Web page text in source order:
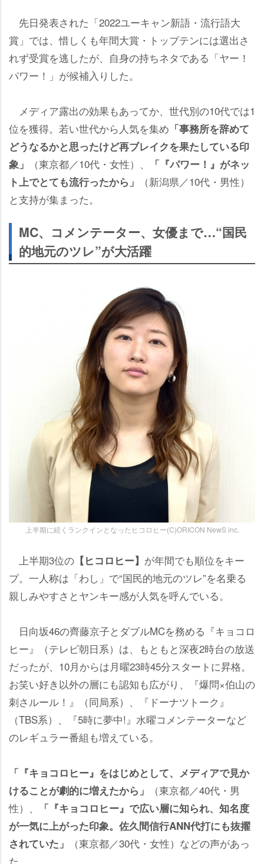
先日発表された「2022ユーキャン新語・流行語大
賞」では、惜しくも年間大賞・トップテンには選出さ
れず受賞を逃したが、自身の持ちネタである「ヤー！
パワー！」が候補入りした。
メディア露出の効果もあってか、世代別の10代では1
位を獲得。若い世代から人気を集め 「事務所を辞めて
どうなるかと思ったけど再ブレイクを果たしている印
象」
（東京都／10代・女性）、
「『パワー！』がネッ
ト上でとても流行ったから」
（新潟県／10代・男性）
と支持が集まった。
MC、コメンテーター、女優まで…“国民
的地元のツレ”が大活躍
上半期に続くランクインとなったヒコロヒー(C)ORICON NewS inc.
上半期3位の 【ヒコロヒー】 が年間でも順位をキー
プ。一人称は「わし」で“国民的地元のツレ”を名乗る
親しみやすさとヤンキー感が人気を呼んでいる。
日向坂46の齊藤京子とダブルMCを務める『キョコロ
ヒー』（テレビ朝日系）は、もともと深夜2時台の放送
だったが、10月からは月曜23時45分スタートに昇格。
お笑い好き以外の層にも認知も広がり、『爆問×伯山の
刺さルール！』（同局系）、『ドーナツトーク』
（TBS系）、『5時に夢中!』水曜コメンテーターなど
のレギュラー番組も増えている。
「『キョコロヒー』をはじめとして、メディアで見か
けることが劇的に増えたから」
（東京都／40代・男
性）、
「『キョコロヒー』で広い層に知られ、知名度
が一気に上がった印象。佐久間信行ANN代打にも抜擢
されていた」
（東京都／30代・女性）などの声があっ
た。